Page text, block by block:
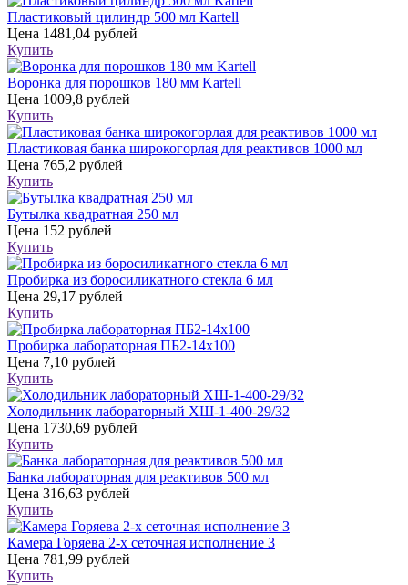
Пластиковый цилиндр 500 мл Kartell
Цена 1481,04 рублей
Купить
Воронка для порошков 180 мм Kartell
Цена 1009,8 рублей
Купить
Пластиковая банка широкогорлая для реактивов 1000 мл
Цена 765,2 рублей
Купить
Бутылка квадратная 250 мл
Цена 152 рублей
Купить
Пробирка из боросиликатного стекла 6 мл
Цена 29,17 рублей
Купить
Пробирка лабораторная ПБ2-14х100
Цена 7,10 рублей
Купить
Холодильник лабораторный ХШ-1-400-29/32
Цена 1730,69 рублей
Купить
Банка лабораторная для реактивов 500 мл
Цена 316,63 рублей
Купить
Камера Горяева 2-х сеточная исполнение 3
Цена 781,99 рублей
Купить